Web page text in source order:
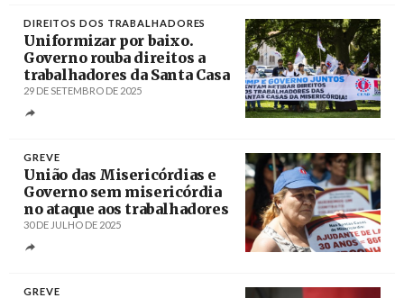
DIREITOS DOS TRABALHADORES
Uniformizar por baixo.
Governo rouba direitos a
trabalhadores da Santa Casa
29 DE SETEMBRO DE 2025
GREVE
União das Misericórdias e
Governo sem misericórdia
no ataque aos trabalhadores
30 DE JULHO DE 2025
GREVE